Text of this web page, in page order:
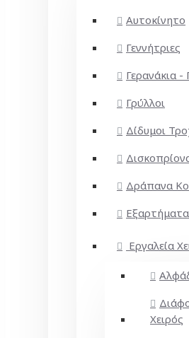
Αυτοκίνητο
Γεννήτριες
Γερανάκια
Γρύλλοι
Δίδυμοι
Δράπανα
Εργαλεία
Χειρός